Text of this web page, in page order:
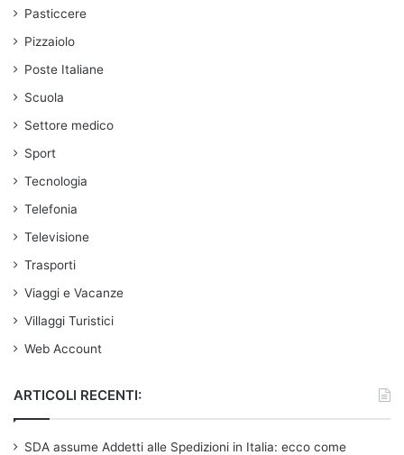
Pasticcere
Pizzaiolo
Poste Italiane
Scuola
Settore medico
Sport
Tecnologia
Telefonia
Televisione
Trasporti
Viaggi e Vacanze
Villaggi Turistici
Web Account
ARTICOLI RECENTI:
SDA assume Addetti alle Spedizioni in Italia: ecco come